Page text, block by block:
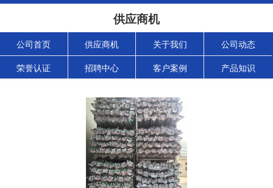
供应商机
公司首页 供应商机 关于我们 公司动态
荣誉认证 招聘中心 客户案例 产品知识